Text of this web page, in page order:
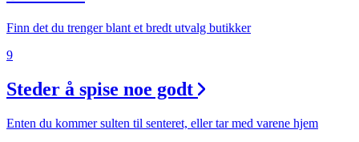
Kundeklubb
Finn det du trenger blant et bredt utvalg butikker
9
Steder å spise noe godt
Enten du kommer sulten til senteret, eller tar med varene hjem